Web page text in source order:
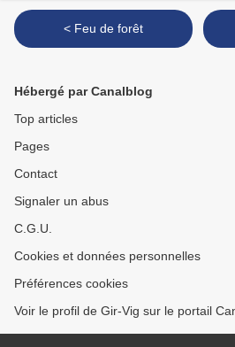
< Feu de forêt
Hébergé par Canalblog
Top articles
Pages
Contact
Signaler un abus
C.G.U.
Cookies et données personnelles
Préférences cookies
Voir le profil de Gir-Vig sur le portail